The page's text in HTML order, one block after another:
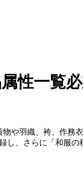
性一覧
や羽織、袴、作務
し、さらに「和服